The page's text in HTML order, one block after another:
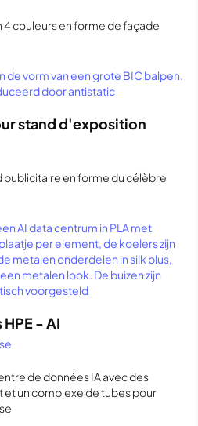
couleurs en forme de façade
stand d'exposition
publicitaire en forme du célèbre
- AI
de données IA avec des
un complexe de tubes pour